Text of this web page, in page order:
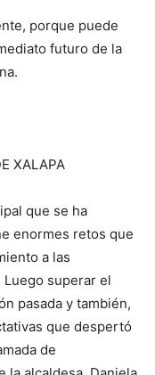
porque puede
futuro de la
XALAPA
que se ha
enormes retos que
a las
superar el
pasada y también,
que despertó
de